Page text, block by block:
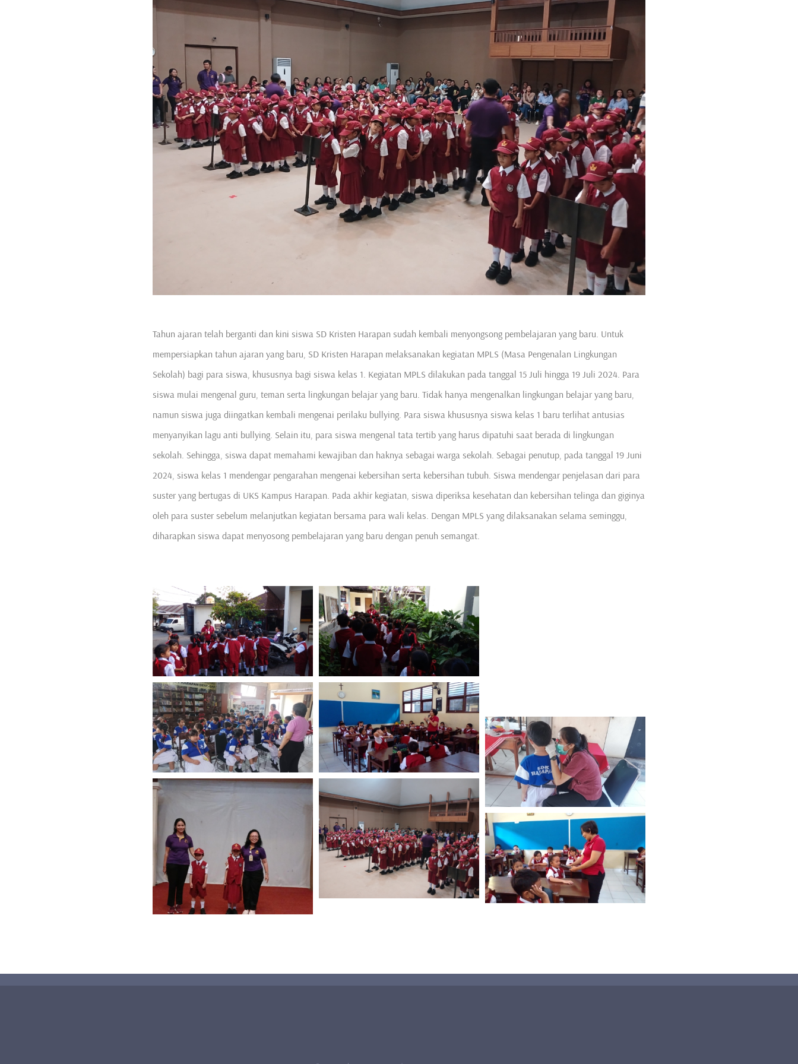
Tahun ajaran telah berganti dan kini siswa SD Kristen Harapan sudah kembali menyongsong pembelajaran yang baru. Untuk
mempersiapkan tahun ajaran yang baru, SD Kristen Harapan melaksanakan kegiatan MPLS (Masa Pengenalan Lingkungan
Sekolah) bagi para siswa, khususnya bagi siswa kelas 1. Kegiatan MPLS dilakukan pada tanggal 15 Juli hingga 19 Juli 2024. Para
siswa mulai mengenal guru, teman serta lingkungan belajar yang baru. Tidak hanya mengenalkan lingkungan belajar yang baru,
namun siswa juga diingatkan kembali mengenai perilaku bullying. Para siswa khususnya siswa kelas 1 baru terlihat antusias
menyanyikan lagu anti bullying. Selain itu, para siswa mengenal tata tertib yang harus dipatuhi saat berada di lingkungan
sekolah. Sehingga, siswa dapat memahami kewajiban dan haknya sebagai warga sekolah. Sebagai penutup, pada tanggal 19 Juni
2024, siswa kelas 1 mendengar pengarahan mengenai kebersihan serta kebersihan tubuh. Siswa mendengar penjelasan dari para
suster yang bertugas di UKS Kampus Harapan. Pada akhir kegiatan, siswa diperiksa kesehatan dan kebersihan telinga dan giginya
oleh para suster sebelum melanjutkan kegiatan bersama para wali kelas. Dengan MPLS yang dilaksanakan selama seminggu,
diharapkan siswa dapat menyosong pembelajaran yang baru dengan penuh semangat.